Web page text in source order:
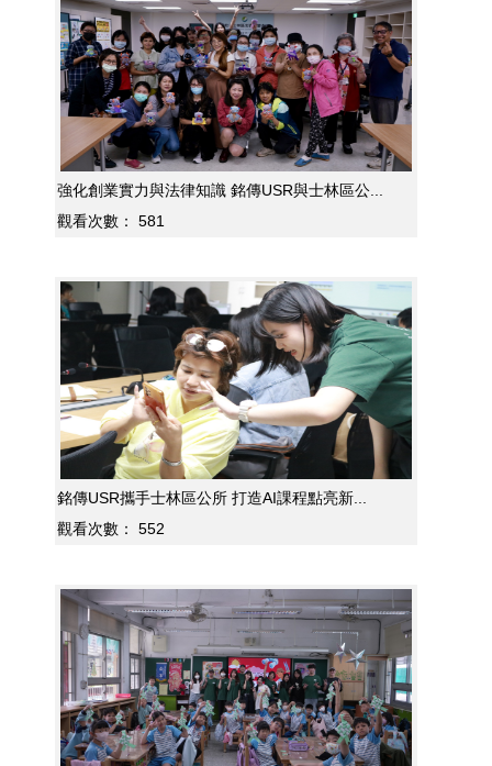
強化創業實力與法律知識 銘傳USR與士林區公...
觀看次數：
581
銘傳USR攜手士林區公所 打造AI課程點亮新...
觀看次數：
552